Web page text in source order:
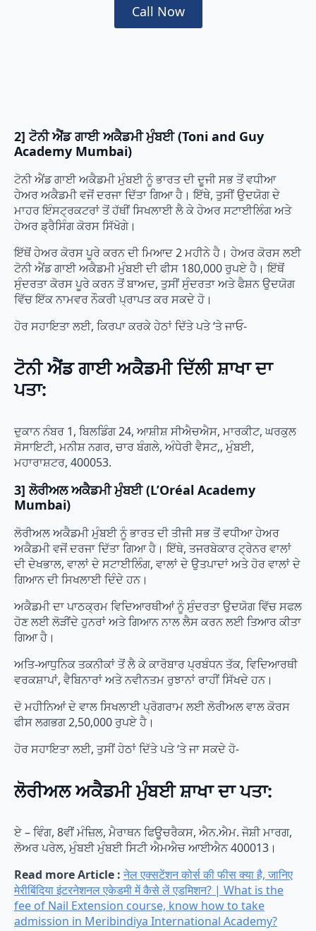
Call Now
2] ਟੋਨੀ ਐਂਡ ਗਾਈ ਅਕੈਡਮੀ ਮੁੰਬਈ (Toni and Guy
Academy Mumbai)
ਟੋਨੀ ਐਂਡ ਗਾਈ ਅਕੈਡਮੀ ਮੁੰਬਈ ਨੂੰ ਭਾਰਤ ਦੀ ਦੂਜੀ ਸਭ ਤੋਂ ਵਧੀਆ
ਹੇਅਰ ਅਕੈਡਮੀ ਵਜੋਂ ਦਰਜਾ ਦਿੱਤਾ ਗਿਆ ਹੈ। ਇੱਥੇ, ਤੁਸੀਂ ਉਦਯੋਗ ਦੇ
ਮਾਹਰ ਇੰਸਟ੍ਰਕਟਰਾਂ ਤੋਂ ਹੱਥੀਂ ਸਿਖਲਾਈ ਲੈ ਕੇ ਹੇਅਰ ਸਟਾਈਲਿੰਗ ਅਤੇ
ਹੇਅਰ ਡ੍ਰੈਸਿੰਗ ਕੋਰਸ ਸਿੱਖੋਗੇ।
ਇੱਥੋਂ ਹੇਅਰ ਕੋਰਸ ਪੂਰੇ ਕਰਨ ਦੀ ਮਿਆਦ 2 ਮਹੀਨੇ ਹੈ। ਹੇਅਰ ਕੋਰਸ ਲਈ
ਟੋਨੀ ਐਂਡ ਗਾਈ ਅਕੈਡਮੀ ਮੁੰਬਈ ਦੀ ਫੀਸ 180,000 ਰੁਪਏ ਹੈ। ਇੱਥੋਂ
ਸੁੰਦਰਤਾ ਕੋਰਸ ਪੂਰੇ ਕਰਨ ਤੋਂ ਬਾਅਦ, ਤੁਸੀਂ ਸੁੰਦਰਤਾ ਅਤੇ ਫੈਸ਼ਨ ਉਦਯੋਗ
ਵਿੱਚ ਇੱਕ ਨਾਮਵਰ ਨੌਕਰੀ ਪ੍ਰਾਪਤ ਕਰ ਸਕਦੇ ਹੋ।
ਹੋਰ ਸਹਾਇਤਾ ਲਈ, ਕਿਰਪਾ ਕਰਕੇ ਹੇਠਾਂ ਦਿੱਤੇ ਪਤੇ ‘ਤੇ ਜਾਓ-
ਟੋਨੀ ਐਂਡ ਗਾਈ ਅਕੈਡਮੀ ਦਿੱਲੀ ਸ਼ਾਖਾ ਦਾ
ਪਤਾ:
ਦੁਕਾਨ ਨੰਬਰ 1, ਬਿਲਡਿੰਗ 24, ਆਸ਼ੀਸ਼ ਸੀਐਚਐਸ, ਮਾਰਕੀਟ, ਘਰਕੁਲ
ਸੋਸਾਇਟੀ, ਮਨੀਸ਼ ਨਗਰ, ਚਾਰ ਬੰਗਲੇ, ਅੰਧੇਰੀ ਵੈਸਟ,, ਮੁੰਬਈ,
ਮਹਾਰਾਸ਼ਟਰ, 400053.
3] ਲੋਰੀਅਲ ਅਕੈਡਮੀ ਮੁੰਬਈ (L’Oréal Academy
Mumbai)
ਲੋਰੀਅਲ ਅਕੈਡਮੀ ਮੁੰਬਈ ਨੂੰ ਭਾਰਤ ਦੀ ਤੀਜੀ ਸਭ ਤੋਂ ਵਧੀਆ ਹੇਅਰ
ਅਕੈਡਮੀ ਵਜੋਂ ਦਰਜਾ ਦਿੱਤਾ ਗਿਆ ਹੈ। ਇੱਥੇ, ਤਜਰਬੇਕਾਰ ਟ੍ਰੇਨਰ ਵਾਲਾਂ
ਦੀ ਦੇਖਭਾਲ, ਵਾਲਾਂ ਦੇ ਸਟਾਈਲਿੰਗ, ਵਾਲਾਂ ਦੇ ਉਤਪਾਦਾਂ ਅਤੇ ਹੋਰ ਵਾਲਾਂ ਦੇ
ਗਿਆਨ ਦੀ ਸਿਖਲਾਈ ਦਿੰਦੇ ਹਨ।
ਅਕੈਡਮੀ ਦਾ ਪਾਠਕ੍ਰਮ ਵਿਦਿਆਰਥੀਆਂ ਨੂੰ ਸੁੰਦਰਤਾ ਉਦਯੋਗ ਵਿੱਚ ਸਫਲ
ਹੋਣ ਲਈ ਲੋੜੀਂਦੇ ਹੁਨਰਾਂ ਅਤੇ ਗਿਆਨ ਨਾਲ ਲੈਸ ਕਰਨ ਲਈ ਤਿਆਰ ਕੀਤਾ
ਗਿਆ ਹੈ।
ਅਤਿ-ਆਧੁਨਿਕ ਤਕਨੀਕਾਂ ਤੋਂ ਲੈ ਕੇ ਕਾਰੋਬਾਰ ਪ੍ਰਬੰਧਨ ਤੱਕ, ਵਿਦਿਆਰਥੀ
ਵਰਕਸ਼ਾਪਾਂ, ਵੈਬਿਨਾਰਾਂ ਅਤੇ ਨਵੀਨਤਮ ਰੁਝਾਨਾਂ ਰਾਹੀਂ ਸਿੱਖਦੇ ਹਨ।
ਦੋ ਮਹੀਨਿਆਂ ਦੇ ਵਾਲ ਸਿਖਲਾਈ ਪ੍ਰੋਗਰਾਮ ਲਈ ਲੋਰੀਅਲ ਵਾਲ ਕੋਰਸ
ਫੀਸ ਲਗਭਗ 2,50,000 ਰੁਪਏ ਹੈ।
ਹੋਰ ਸਹਾਇਤਾ ਲਈ, ਤੁਸੀਂ ਹੇਠਾਂ ਦਿੱਤੇ ਪਤੇ ‘ਤੇ ਜਾ ਸਕਦੇ ਹੋ-
ਲੋਰੀਅਲ ਅਕੈਡਮੀ ਮੁੰਬਈ ਸ਼ਾਖਾ ਦਾ ਪਤਾ:
ਏ – ਵਿੰਗ, 8ਵੀਂ ਮੰਜ਼ਿਲ, ਮੈਰਾਥਨ ਫਿਊਚਰੈਕਸ, ਐਨ.ਐਮ. ਜੋਸ਼ੀ ਮਾਰਗ,
ਲੋਅਰ ਪਰੇਲ, ਮੁੰਬਈ ਮੁੰਬਈ ਸਿਟੀ ਐਮਐਚ ਆਈਐਨ 400013।
Read more Article :नेल एक्सटेंशन कोर्स की फीस क्या है, जानिए
मेरीबिंदिया इंटरनेशनल एकेडमी में कैसे लें एडमिशन? | What is the
fee of Nail Extension course, know how to take
admission in Meribindiya International Academy?